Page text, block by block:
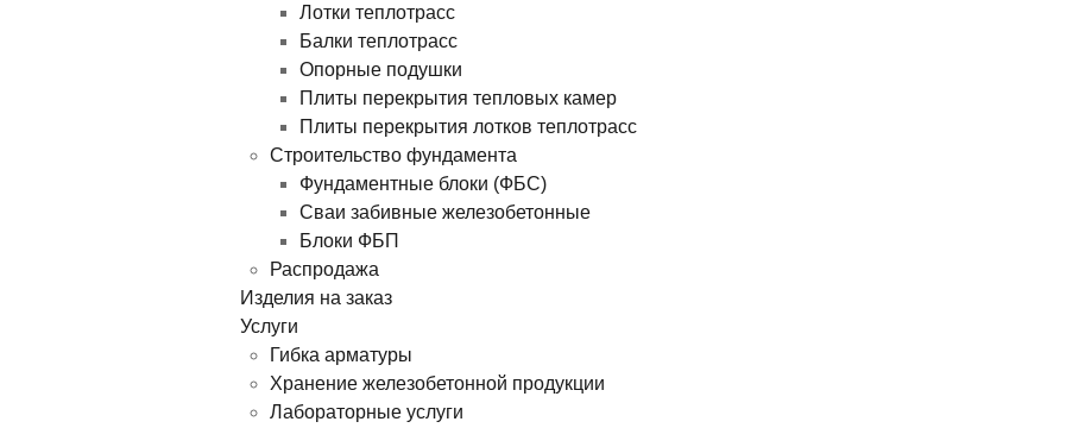
Лотки теплотрасс
Балки теплотрасс
Опорные подушки
Плиты перекрытия тепловых камер
Плиты перекрытия лотков теплотрасс
Строительство фундамента
Фундаментные блоки (ФБС)
Сваи забивные железобетонные
Блоки ФБП
Распродажа
Изделия на заказ
Услуги
Гибка арматуры
Хранение железобетонной продукции
Лабораторные услуги